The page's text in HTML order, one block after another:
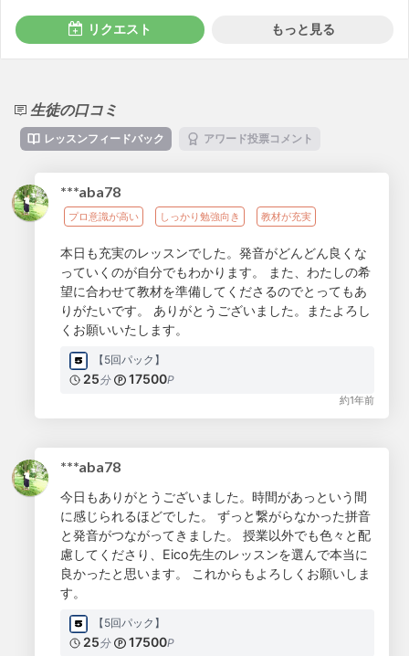
リクエスト もっと見る
生徒の口コミ
レッスンフィードバック アワード投票コメント
***aba78
プロ意識が高い しっかり勉強向き 教材が充実
本日も充実のレッスンでした。発音がどんどん良くな
っていくのが自分でもわかります。 また、わたしの希
望に合わせて教材を準備してくださるのでとってもあ
りがたいです。 ありがとうございました。またよろし
くお願いいたします。
【5回パック】
25分 17500P
約1年前
***aba78
今日もありがとうございました。時間があっという間
に感じられるほどでした。 ずっと繋がらなかった拼音
と発音がつながってきました。 授業以外でも色々と配
慮してくださり、Eico先生のレッスンを選んで本当に
良かったと思います。 これからもよろしくお願いしま
す。
【5回パック】
25分 17500P